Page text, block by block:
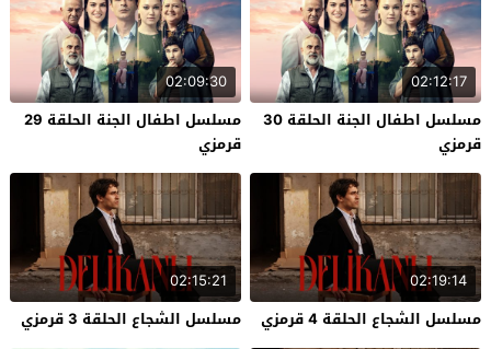
02:12:17
مسلسل اطفال الجنة الحلقة 30
قرمزي
02:09:30
مسلسل اطفال الجنة الحلقة 29
قرمزي
02:19:14
مسلسل الشجاع الحلقة 4 قرمزي
02:15:21
مسلسل الشجاع الحلقة 3 قرمزي